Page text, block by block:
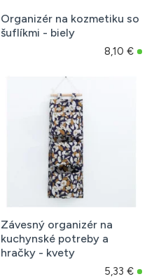
Organizér na kozmetiku so
šuflíkmi - biely
8,10 €
Závesný organizér na
kuchynské potreby a
hračky - kvety
5,33 €